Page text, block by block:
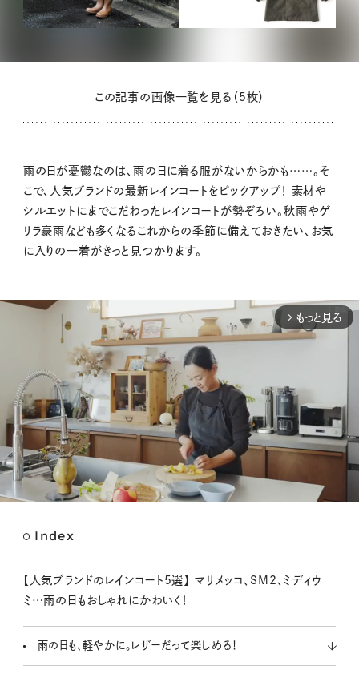
この記事の画像一覧を見る（5枚）
雨の日が憂鬱なのは、雨の日に着る服がないからかも……。そ
こで、人気ブランドの最新レインコートをピックアップ！ 素材や
シルエットにまでこだわったレインコートが勢ぞろい。秋雨やゲ
リラ豪雨なども多くなるこれからの季節に備えておきたい、お気
に入りの一着がきっと見つかります。
arrow_forward_ios もっと見る
t
Index
【人気ブランドのレインコート5選】 マリメッコ、SM2、ミディウ
ミ…雨の日もおしゃれにかわいく！
雨の日も、軽やかに。レザーだって楽しめる！